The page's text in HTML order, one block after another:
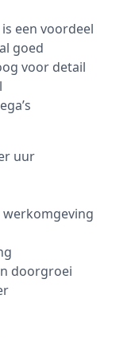
een voordeel
goed
voor detail
uur
doorgroei